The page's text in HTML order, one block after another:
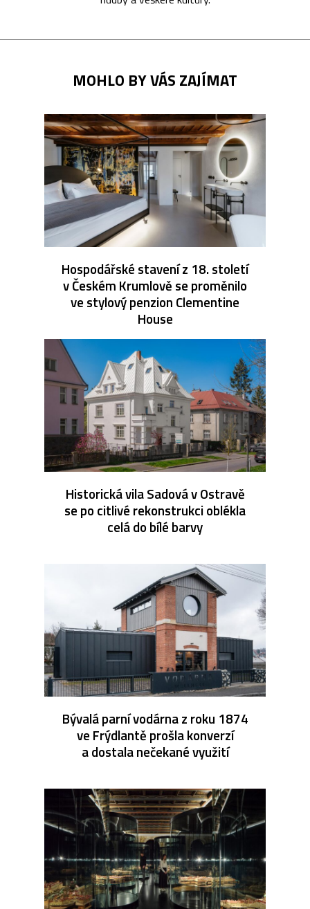
MOHLO BY VÁS ZAJÍMAT
Hospodářské stavení z 18. století
v Českém Krumlově se proměnilo
ve stylový penzion Clementine
House
Historická vila Sadová v Ostravě
se po citlivé rekonstrukci oblékla
celá do bílé barvy
Bývalá parní vodárna z roku 1874
ve Frýdlantě prošla konverzí
a dostala nečekané využití